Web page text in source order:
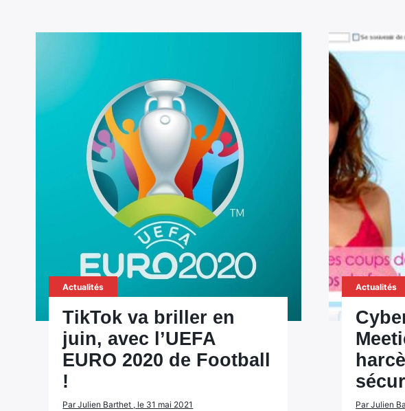
Actualités
TikTok va briller en
juin, avec l’UEFA
EURO 2020 de Football
!
Par Julien Barthet , le 31 mai 2021
Actualités
Par Julien